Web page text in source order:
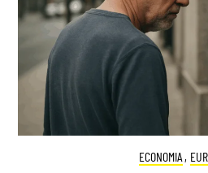
ECONOMIA ,